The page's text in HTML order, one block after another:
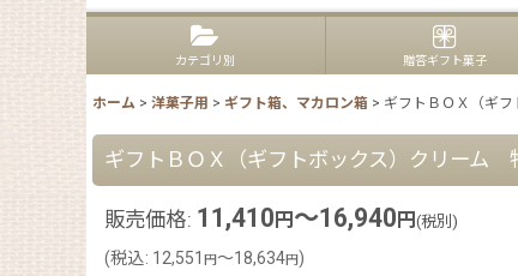
カテゴリ別 贈答ギフト菓子
ホーム > 洋菓子用 > ギフト箱、マカロン箱 > ギフトＢＯＸ（ギ
ギフトＢＯＸ（ギフトボックス）クリー
販売価格: 11,410 円 ～16,940 円 (税別)
(税込: 12,551 円～18,634円)